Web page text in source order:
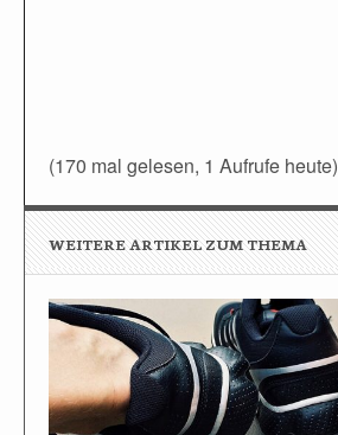
(170 mal gelesen, 1 Aufrufe heute)
WEITERE ARTIKEL ZUM THEMA